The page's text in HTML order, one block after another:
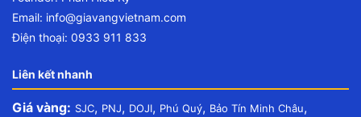
Email: info@giavangvietnam.com
Điện thoại: 0933 911 833
Liên kết nhanh
Giá vàng: SJC, PNJ, DOJI, Phú Quý, Bảo Tín Minh Châu,